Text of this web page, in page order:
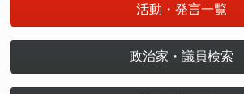
活動・発言一覧
政治家・議員検索